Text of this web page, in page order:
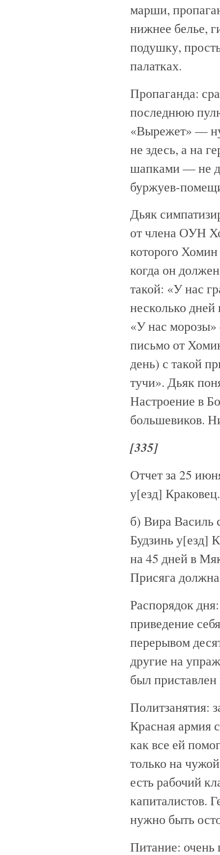
марши,
нижнее белье,
подушку,
палатках.
Пропаганда:
последнюю
«Вырежет» —
не здесь, а на
шапками — не
буржуев-
Дьяк
от члена ОУН
которого
когда он
такой: «У нас
несколько дней
«У нас
письмо от
день) с такой
тучи». Дьяк
Настроение в
большевиков.
[335]
Отчет за 25
у[езд] Краковец.
б) Вира Василь
Будзинь у[езд]
на 45 дней в
Присяга
Распорядок
приведение
перерывом
другие на
был
Политзанятия:
Красная армия
как все ей
только на
есть рабочий
капиталистов.
нужно быть
Питание: очень